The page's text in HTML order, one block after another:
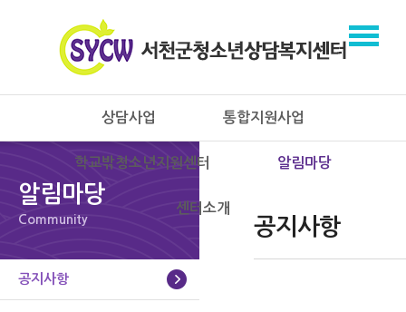
상담사업 통합지원사업
학교밖청소년지원센터 알림마당
센터소개
알림마당
Community
공지사항
공지사항